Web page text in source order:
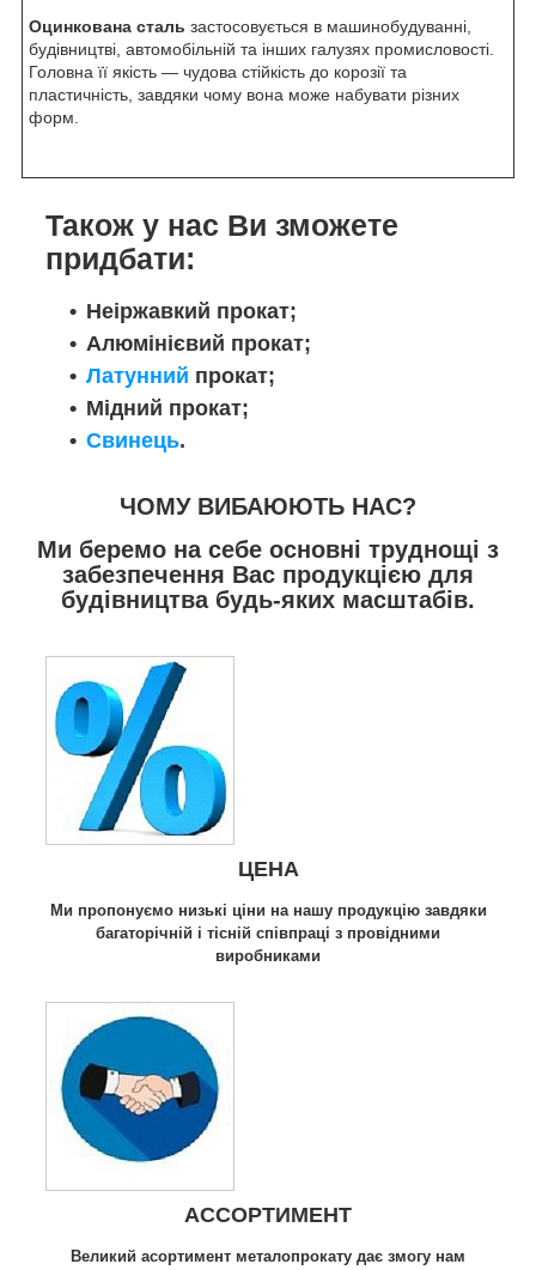
Оцинкована сталь застосовується в машинобудуванні,
будівництві, автомобільній та інших галузях промисловості.
Головна її якість — чудова стійкість до корозії та
пластичність, завдяки чому вона може набувати різних
форм.
Також у нас Ви зможете
придбати:
Неіржавкий прокат;
Алюмінієвий прокат;
Латунний прокат;
Мідний прокат;
Свинець.
ЧОМУ ВИБАЮЮТЬ НАС?
Ми беремо на себе основні труднощі з
забезпечення Вас продукцією для
будівництва будь-яких масштабів.
ЦЕНА
Ми пропонуємо низькі ціни на нашу продукцію завдяки
багаторічній і тісній співпраці з провідними
виробниками
АССОРТИМЕНТ
Великий асортимент металопрокату дає змогу нам